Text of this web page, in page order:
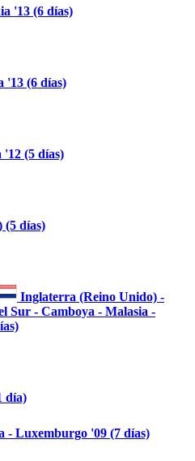
'13 (6 días)
'13 (6 días)
(5 días)
(5 días)
Inglaterra (Reino Unido) -
Sur - Camboya - Malasia -
día)
- Luxemburgo '09 (7 días)